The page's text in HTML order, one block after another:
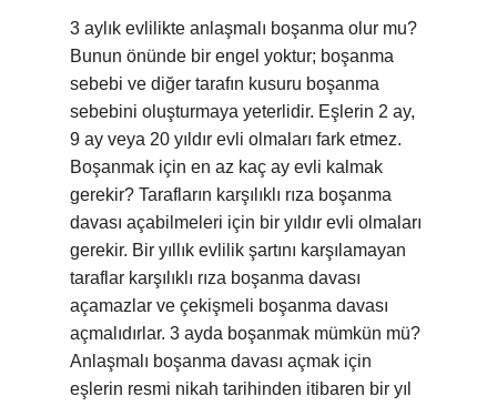
3 aylık evlilikte anlaşmalı boşanma olur mu?
Bunun önünde bir engel yoktur; boşanma
sebebi ve diğer tarafın kusuru boşanma
sebebini oluşturmaya yeterlidir. Eşlerin 2 ay,
9 ay veya 20 yıldır evli olmaları fark etmez.
Boşanmak için en az kaç ay evli kalmak
gerekir? Tarafların karşılıklı rıza boşanma
davası açabilmeleri için bir yıldır evli olmaları
gerekir. Bir yıllık evlilik şartını karşılamayan
taraflar karşılıklı rıza boşanma davası
açamazlar ve çekişmeli boşanma davası
açmalıdırlar. 3 ayda boşanmak mümkün mü?
Anlaşmalı boşanma davası açmak için
eşlerin resmi nikah tarihinden itibaren bir yıl